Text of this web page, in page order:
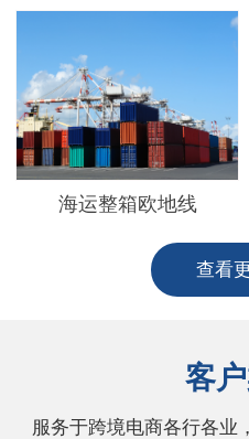
海运整箱欧地线
查看
客
服务于跨境电商各行各业